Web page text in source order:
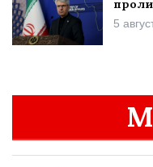
5